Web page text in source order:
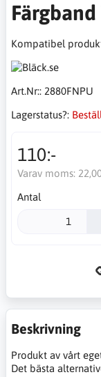
Kompatibel
Art.Nr:: 2880FNPU
Lagerstatus?:
110:-
Varav moms:
Antal
Beskrivning
Produkt av vårt
Det bästa